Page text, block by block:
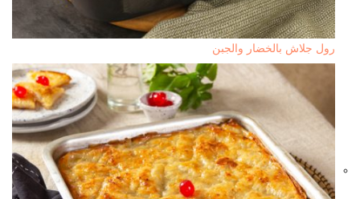
رول جلاش بالخضار والجبن